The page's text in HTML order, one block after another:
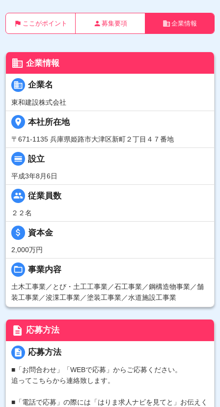
flag ここがポイント person 募集要項 business 企業情報
business 企業情報
business 企業名
東和建設株式会社
place 本社所在地
〒671-1135 兵庫県姫路市大津区新町２丁目４７番地
calendar_view_day 設立
平成3年8月6日
people 従業員数
２２名
attach_money 資本金
2,000万円
folder_open 事業内容
土木工事業／とび・土工工事業／石工事業／鋼構造物事業／舗
装工事業／浚渫工事業／塗装工事業／水道施設工事業
description 応募方法
description 応募方法
■「お問合わせ」「WEBで応募」からご応募ください。
追ってこちらから連絡致します。
■「電話で応募」の際には「はりま求人ナビを見てと」お伝えく